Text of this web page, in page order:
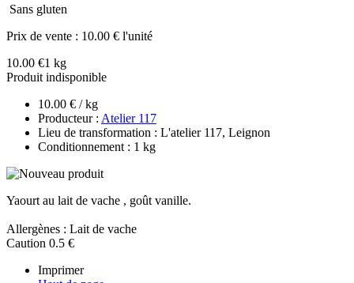
Sans gluten
Prix de vente : 10.00 € l'unité
10.00 €1 kg
Produit indisponible
10.00 € / kg
Producteur : Atelier 117
Lieu de transformation : L'atelier 117, Leignon
Conditionnement : 1 kg
Yaourt au lait de vache , goût vanille.
Allergènes : Lait de vache
Caution 0.5 €
Imprimer